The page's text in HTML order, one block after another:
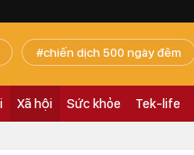
chiến dịch 500 ngày đêm
Xã hội Sức khỏe Tek-life